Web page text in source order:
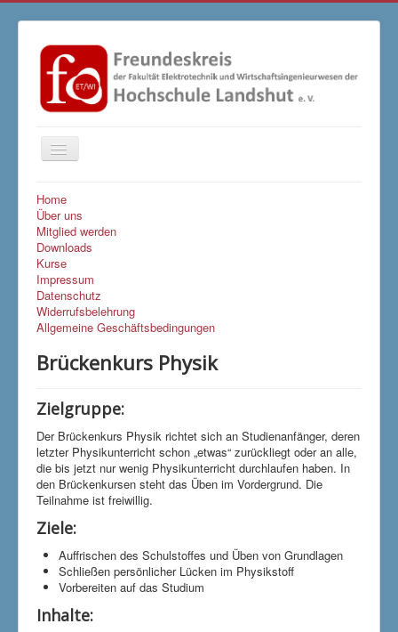
Navigation
an/aus
Home
Über uns
Mitglied werden
Downloads
Kurse
Impressum
Datenschutz
Widerrufsbelehrung
Allgemeine Geschäftsbedingungen
Brückenkurs Physik
Zielgruppe:
Der Brückenkurs Physik richtet sich an Studienanfänger, deren
letzter Physikunterricht schon „etwas“ zurückliegt oder an alle,
die bis jetzt nur wenig Physikunterricht durchlaufen haben. In
den Brückenkursen steht das Üben im Vordergrund. Die
Teilnahme ist freiwillig.
Ziele:
Auffrischen des Schulstoffes und Üben von Grundlagen
Schließen persönlicher Lücken im Physikstoff
Vorbereiten auf das Studium
Inhalte: